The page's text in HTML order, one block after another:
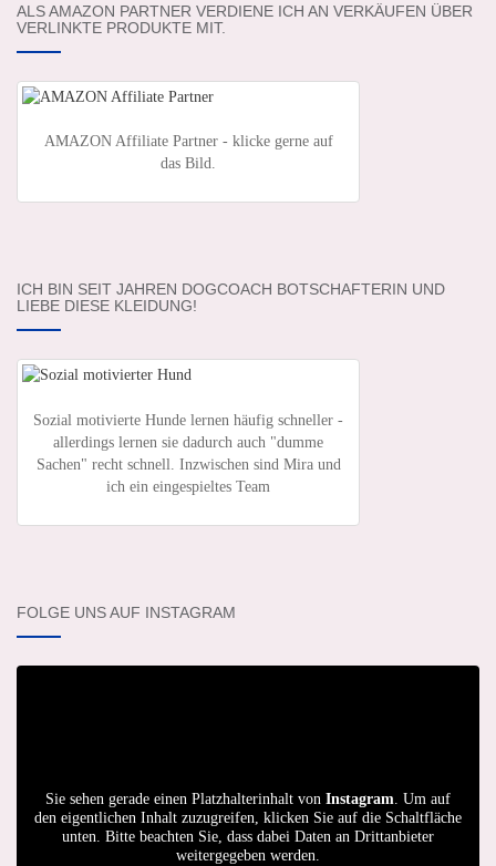
ALS AMAZON PARTNER VERDIENE ICH AN VERKÄUFEN ÜBER
VERLINKTE PRODUKTE MIT.
AMAZON Affiliate Partner - klicke gerne auf
das Bild.
ICH BIN SEIT JAHREN DOGCOACH BOTSCHAFTERIN UND
LIEBE DIESE KLEIDUNG!
Sozial motivierte Hunde lernen häufig schneller -
allerdings lernen sie dadurch auch "dumme
Sachen" recht schnell. Inzwischen sind Mira und
ich ein eingespieltes Team
FOLGE UNS AUF INSTAGRAM
Sie sehen gerade einen Platzhalterinhalt von Instagram. Um auf
den eigentlichen Inhalt zuzugreifen, klicken Sie auf die Schaltfläche
unten. Bitte beachten Sie, dass dabei Daten an Drittanbieter
weitergegeben werden.